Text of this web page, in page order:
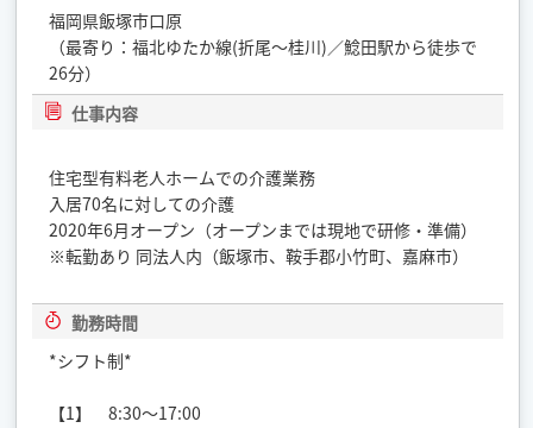
福岡県飯塚市口原
（最寄り：福北ゆたか線(折尾～桂川)／鯰田駅から徒歩で
26分）
仕事内容
住宅型有料老人ホームでの介護業務
入居70名に対しての介護
2020年6月オープン（オープンまでは現地で研修・準備）
※転勤あり 同法人内（飯塚市、鞍手郡小竹町、嘉麻市）
勤務時間
*シフト制*
【1】 8:30～17:00